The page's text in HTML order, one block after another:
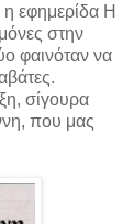
εφημερίδα Η
στην
φαινόταν να
σίγουρα
που μας